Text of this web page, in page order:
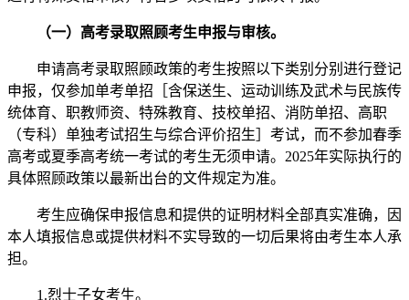
（一）高考录取照顾考生申报与审核。
申请高考录取照顾政策的考生按照以下类别分别进行登记
申报，仅参加单考单招［含保送生、运动训练及武术与民族传
统体育、职教师资、特殊教育、技校单招、消防单招、高职
（专科）单独考试招生与综合评价招生］考试，而不参加春季
高考或夏季高考统一考试的考生无须申请。2025年实际执行的
具体照顾政策以最新出台的文件规定为准。
考生应确保申报信息和提供的证明材料全部真实准确，因
本人填报信息或提供材料不实导致的一切后果将由考生本人承
担。
1.烈士子女考生。